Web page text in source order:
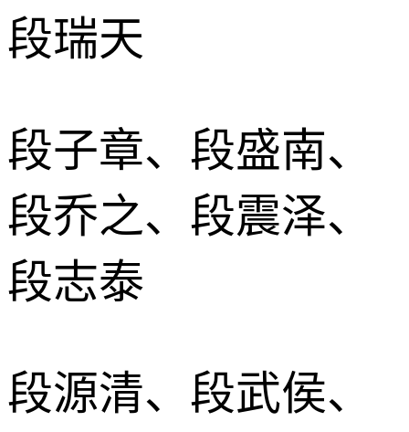
段瑞天
段子章、段盛南、
段乔之、段震泽、
段志泰
段源清、段武侯、